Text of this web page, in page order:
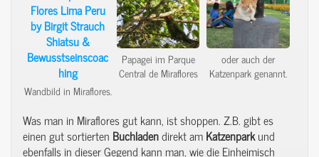
Wandbild in Miraflores.
Papagei im Parque
Central de Miraflores
oder auch der
Katzenpark genannt.
Was man in Miraflores gut kann, ist shoppen. Z.B. gibt es
einen gut sortierten Buchladendirekt amKatzenparkund
ebenfalls in dieser Gegend kann man, wie die Einheimisch